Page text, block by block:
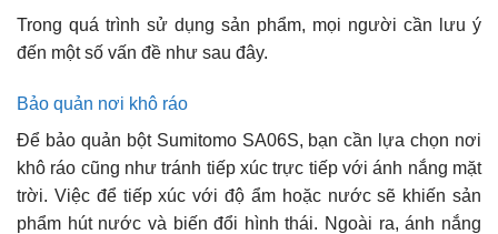
Trong quá trình sử dụng sản phẩm, mọi người cần lưu ý
đến một số vấn đề như sau đây.
Bảo quản nơi khô ráo
Để bảo quản bột Sumitomo SA06S, bạn cần lựa chọn nơi
khô ráo cũng như tránh tiếp xúc trực tiếp với ánh nắng mặt
trời. Việc để tiếp xúc với độ ẩm hoặc nước sẽ khiến sản
phẩm hút nước và biến đổi hình thái. Ngoài ra, ánh nắng